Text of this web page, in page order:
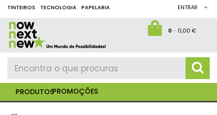
TINTEIROS TECNOLOGIA PAPELARIA ENTRAR
0- 0,00 €
PRODUTOSPROMOÇÕES